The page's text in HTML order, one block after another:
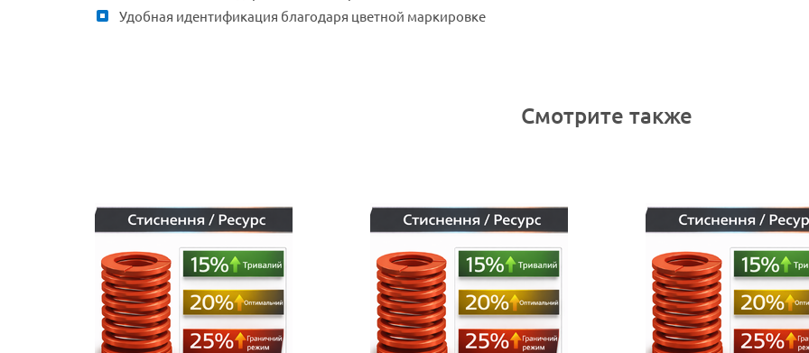
Удобная идентификация благодаря цветной маркировке
Смотрите также